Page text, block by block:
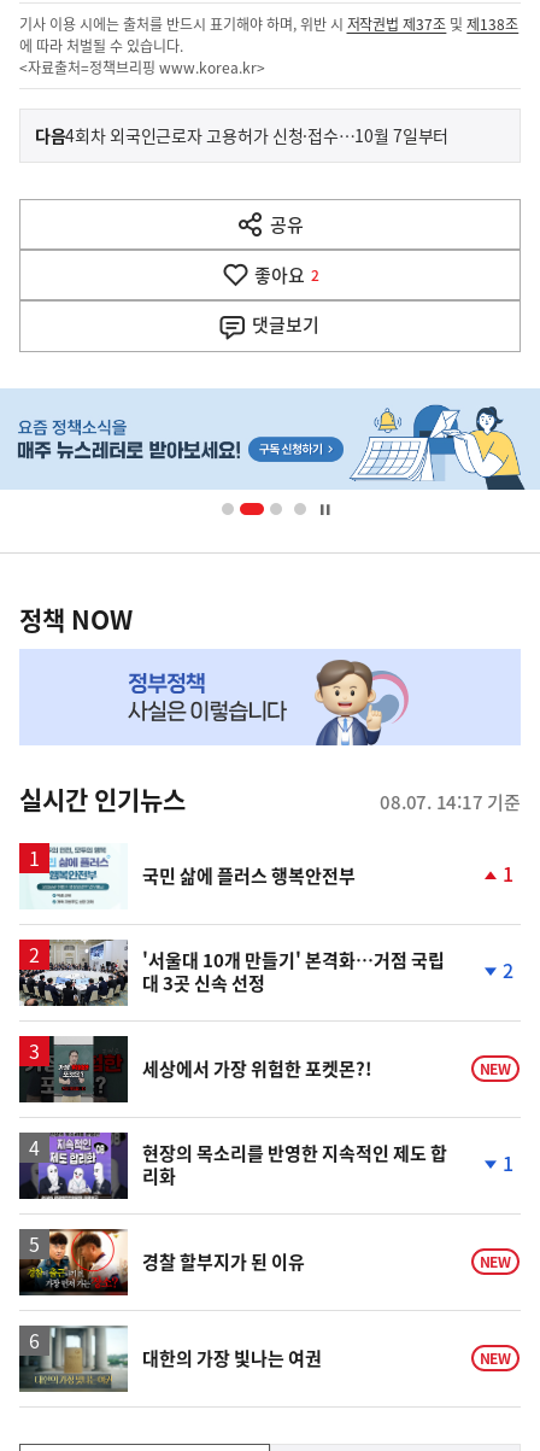
기사 이용 시에는 출처를 반드시 표기해야 하며, 위반 시 저작권법 제37조 및제138조
에 따라 처벌될 수 있습니다.
<자료출처=정책브리핑 www.korea.kr>
이
전
다
음
다음기
4회차 외국인근로자 고용허가 신청·접수…10월 7일부터
공유
열
기
좋아요 2
댓글보기
단
영
책
NOW,
뉴
스
정책 NOW
실시간 인기뉴스 08.07. 14:17 기준
국민 삶에 플러스 행복안전부
상
1
'서울대 10개 만들기' 본격화…거점 국립
대 3곳 신속 선정
하
락
2
영
상
세상에서 가장 위험한 포켓몬?! NEW
현장의 목소리를 반영한 지속적인 제도 합
리화
하
락
1
영
상
경찰 할부지가 된 이유 NEW
영
상
대한의 가장 빛나는 여권 NEW